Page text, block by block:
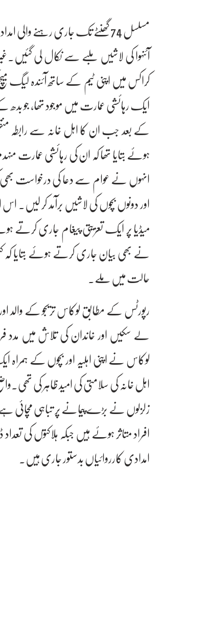
مسلسل 74 گھنٹے تک جاری رہنے والی
کراکس میں اپنی ٹیم کے ساتھ آئندہ لیگ
ایک رہائشی عمارت میں موجود تھا، جو
کے بعد جب ان کا اہل خانہ سے رابطہ
ہوئے بتایا تھا کہ ان کی رہائشی عمارت
انہوں نے عوام سے دعا کی درخواست
اور دونوں بچوں کی لاشیں برآمد کر لیں۔
میڈیا پر ایک تعزیتی پیغام جاری کرتے
نے بھی بیان جاری کرتے ہوئے بتایا
حالت میں ملے۔
رپورٹس کے مطابق لوکاس تریجو کے والد
لے سکیں اور خاندان کی تلاش میں
لوکاس نے اپنی اہلیہ اور بچوں کے ہمراہ
افراد متاثر ہوئے ہیں جبکہ ہلاکتوں کی
امدادی کارروائیاں بدستور جاری ہیں۔